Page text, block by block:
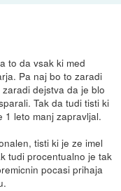
to da vsak ki med
Pa naj bo to zaradi
dejstva da je blo
Tak da tudi tisti ki
1 leto manj zapravljal.
tisti ki je ze imel
tudi procentualno je tak
pocasi prihaja